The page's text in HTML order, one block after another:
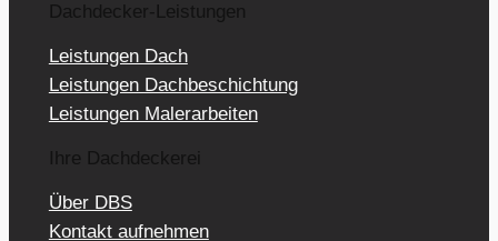
Dachdecker-Leistungen
Leistungen Dach
Leistungen Dachbeschichtung
Leistungen Malerarbeiten
Ihre Dachdeckerei
Über DBS
Kontakt aufnehmen